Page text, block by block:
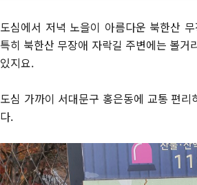
도심에서 저녁 노을이 아름다운 북한산
특히 북한산 무장애 자락길 주변에는 볼
있지요.
도심 가까이 서대문구 홍은동에 교통 편
다.